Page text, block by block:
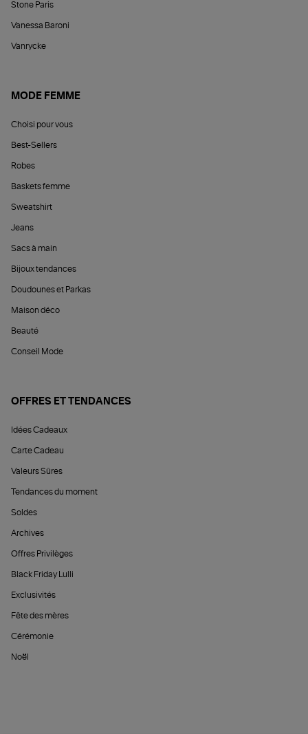
Stone Paris
Vanessa Baroni
Vanrycke
MODE FEMME
Choisi pour vous
Best-Sellers
Robes
Baskets femme
Sweatshirt
Jeans
Sacs à main
Bijoux tendances
Doudounes et Parkas
Maison déco
Beauté
Conseil Mode
OFFRES ET TENDANCES
Idées Cadeaux
Carte Cadeau
Valeurs Sûres
Tendances du moment
Soldes
Archives
Offres Privilèges
Black Friday Lulli
Exclusivités
Fête des mères
Cérémonie
Noël